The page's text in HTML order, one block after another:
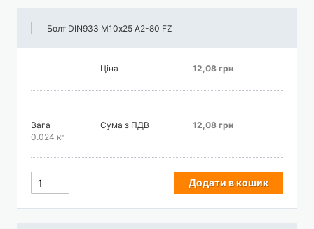
Болт DIN933 М10х25 А2-80 FZ
Ціна 12,08 грн
Вага
0.024 кг
Сума з ПДВ 12,08 грн
Додати в кошик